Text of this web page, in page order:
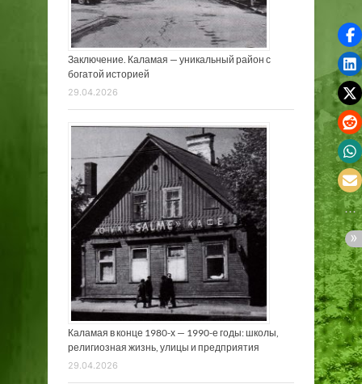
Заключение. Каламая — уникальный район с
богатой историей
29.04.2026
Каламая в конце 1980-х — 1990-е годы: школы,
религиозная жизнь, улицы и предприятия
29.04.2026